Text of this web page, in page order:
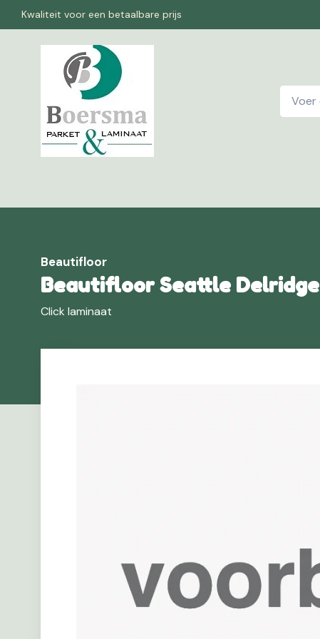
Kwaliteit voor een betaalbare prijs
Beautifloor
Beautifloor Seattle Delridge
Click laminaat